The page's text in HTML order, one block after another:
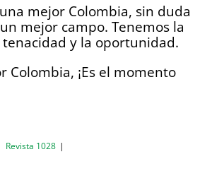
mejor Colombia, sin duda
mejor campo. Tenemos la
y la oportunidad.
Colombia, ¡Es el momento
Revista 1028 |